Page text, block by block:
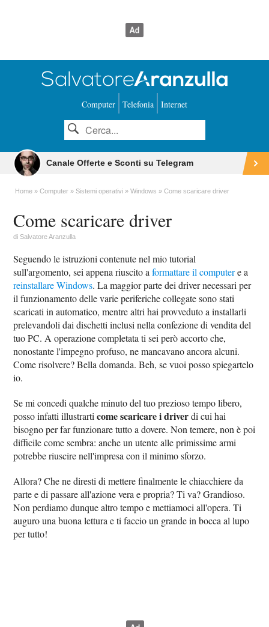
Computer Telefonia Internet
Canale Offerte e Sconti su Telegram
Home Computer Sistemi operativi Windows Come scaricare driver
Come scaricare driver
diSalvatore Aranzulla
Seguendo le istruzioni contenute nel mio tutorial
sull'argomento, sei appena riuscito aformattare il computere a
reinstallare Windows. La maggior parte dei driver necessari per
il funzionamento delle varie periferiche collegate sono stati
scaricati in automatico, mentre altri hai provveduto a installarli
prelevandoli dai dischetti inclusi nella confezione di vendita del
tuo PC. A operazione completata ti sei però accorto che,
nonostante l'impegno profuso, ne mancavano ancora alcuni.
Come risolvere? Bella domanda. Beh, se vuoi posso spiegartelo
io.
Se mi concedi qualche minuto del tuo prezioso tempo libero,
posso infatti illustrarticome scaricare i driverdi cui hai
bisogno per far funzionare tutto a dovere. Non temere, non è poi
difficile come sembra: anche un utente alle primissime armi
potrebbe riuscire nell'impresa con il minimo sforzo.
Allora? Che ne diresti di mettere finalmente le chiacchiere da
parte e di passare all'azione vera e propria? Ti va? Grandioso.
Non perdiamo dunque altro tempo e mettiamoci all'opera. Ti
auguro una buona lettura e ti faccio un grande in bocca al lupo
per tutto!